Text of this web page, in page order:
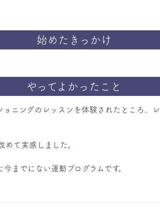
始めたきっかけ
やってよかったこと
ニングのレッスンを体験されたところ、
て実感しました。
までにない運動プログラムです。